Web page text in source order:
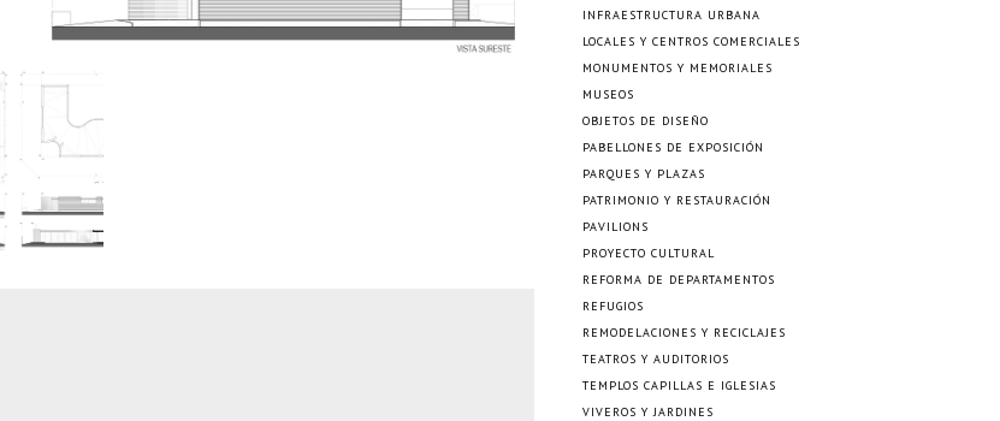
INFRAESTRUCTURA URBANA
LOCALES Y CENTROS COMERCIALES
MONUMENTOS Y MEMORIALES
MUSEOS
OBJETOS DE DISEÑO
PABELLONES DE EXPOSICIÓN
PARQUES Y PLAZAS
PATRIMONIO Y RESTAURACIÓN
PAVILIONS
PROYECTO CULTURAL
REFORMA DE DEPARTAMENTOS
REFUGIOS
REMODELACIONES Y RECICLAJES
TEATROS Y AUDITORIOS
TEMPLOS CAPILLAS E IGLESIAS
VIVEROS Y JARDINES